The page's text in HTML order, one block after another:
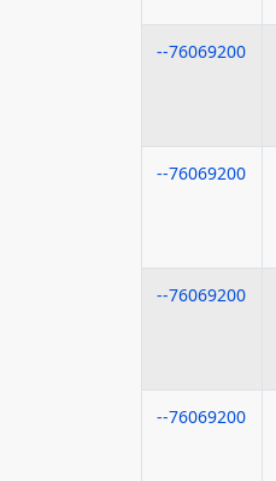
--76069200
--76069200
--76069200
--76069200